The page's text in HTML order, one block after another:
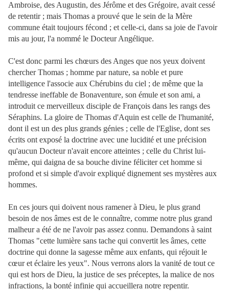
Ambroise, des Augustin, des Jérôme et des Grégoire, avait cessé
de retentir ; mais Thomas a prouvé que le sein de la Mère
commune était toujours fécond ; et celle-ci, dans sa joie de l'avoir
mis au jour, l'a nommé le Docteur Angélique.
C'est donc parmi les chœurs des Anges que nos yeux doivent
chercher Thomas ; homme par nature, sa noble et pure
intelligence l'associe aux Chérubins du ciel ; de même que la
tendresse ineffable de Bonaventure, son émule et son ami, a
introduit ce merveilleux disciple de François dans les rangs des
Séraphins. La gloire de Thomas d'Aquin est celle de l'humanité,
dont il est un des plus grands génies ; celle de l'Eglise, dont ses
écrits ont exposé la doctrine avec une lucidité et une précision
qu'aucun Docteur n'avait encore atteintes ; celle du Christ lui-
même, qui daigna de sa bouche divine féliciter cet homme si
profond et si simple d'avoir expliqué dignement ses mystères aux
hommes.
En ces jours qui doivent nous ramener à Dieu, le plus grand
besoin de nos âmes est de le connaître, comme notre plus grand
malheur a été de ne l'avoir pas assez connu. Demandons à saint
Thomas "cette lumière sans tache qui convertit les âmes, cette
doctrine qui donne la sagesse même aux enfants, qui réjouit le
cœur et éclaire les yeux". Nous verrons alors la vanité de tout ce
qui est hors de Dieu, la justice de ses préceptes, la malice de nos
infractions, la bonté infinie qui accueillera notre repentir.